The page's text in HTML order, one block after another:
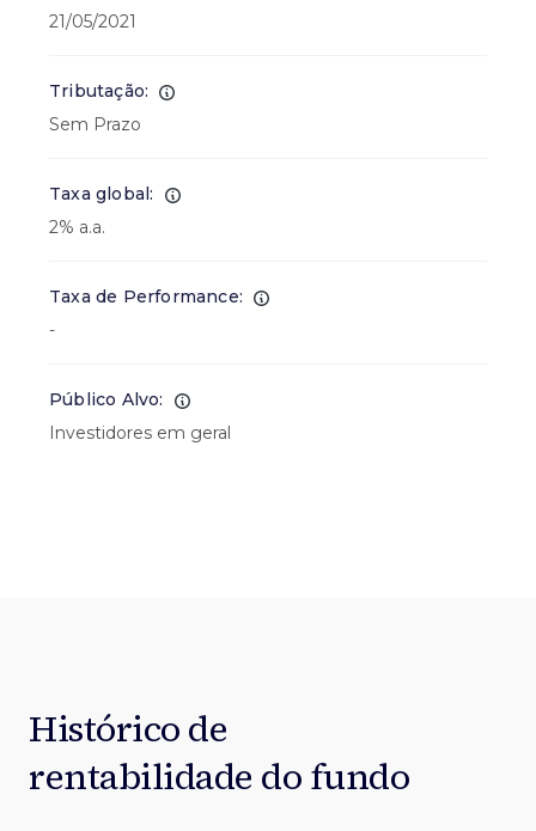
21/05/2021
Tributação:
Sem Prazo
Taxa global:
2% a.a.
Taxa de Performance:
-
Público Alvo:
Investidores em geral
Histórico de
rentabilidade do fundo